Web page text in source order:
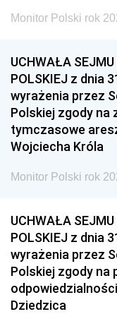
Monitor Polski rok
UCHWAŁA
POLSKIEJ z dnia
wyrażenia przez
Polskiej zgody na
tymczasowe
Wojciecha Króla
Monitor Polski rok
UCHWAŁA
POLSKIEJ z dnia
wyrażenia przez
Polskiej zgody na
Dziedzica